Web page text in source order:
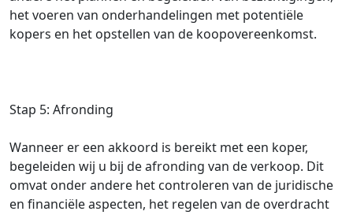
het voeren van onderhandelingen met potentiële
kopers en het opstellen van de koopovereenkomst.
Stap 5: Afronding
Wanneer er een akkoord is bereikt met een koper,
begeleiden wij u bij de afronding van de verkoop. Dit
omvat onder andere het controleren van de juridische
en financiële aspecten, het regelen van de overdracht